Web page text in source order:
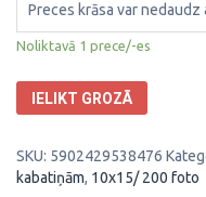
Preces krāsa var
Noliktavā 1 prece/-es
IELIKT GROZĀ
SKU: 5902429538476
kabatiņām, 10x15/ 200 foto